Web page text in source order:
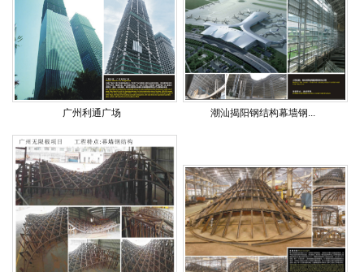
广州利通广场 潮汕揭阳钢结构幕墙钢...